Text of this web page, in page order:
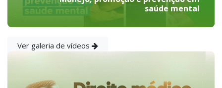
saúde mental
Ver galeria de vídeos